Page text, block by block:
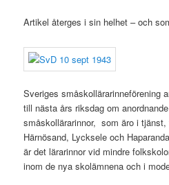
Artikel återges i sin helhet – och
Sveriges småskollärarinneförening
till nästa års riksdag om
småskollärarinnor, som äro i tjänst,
Härnösand, Lycksele och
är det lärarinnor vid mindre
inom de nya skolämnena och i